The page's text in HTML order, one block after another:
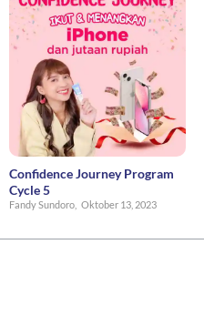
Confidence Journey Program
Cycle 5
Fandy Sundoro, Oktober 13, 2023